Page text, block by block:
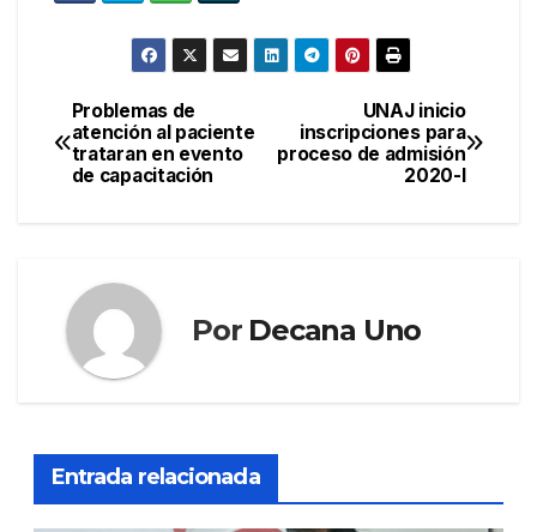
Navegación
de
UNAJ inicio
inscripciones para
proceso de admisión
2020-I
Problemas de
atención al paciente
trataran en evento
de capacitación
Por Decana Uno
Entrada relacionada